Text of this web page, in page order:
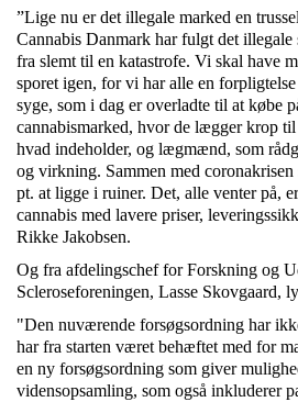
”Lige nu er det illegale marked en
Cannabis Danmark har fulgt det illegale
fra slemt til en katastrofe. Vi skal have
sporet igen, for vi har alle en
syge, som i dag er overladte til at købe
cannabismarked, hvor de lægger krop
hvad indeholder, og lægmænd, som
og virkning. Sammen med
pt. at ligge i ruiner. Det, alle venter på,
cannabis med lavere priser,
Rikke Jakobsen.
Og fra afdelingschef for Forskning og
Scleroseforeningen, Lasse Skovgaard,
"Den nuværende forsøgsordning har
har fra starten været behæftet med for
en ny forsøgsordning som giver
vidensopsamling, som også inkluderer